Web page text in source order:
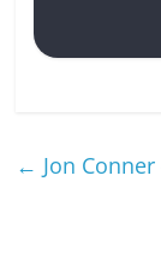
← Jon